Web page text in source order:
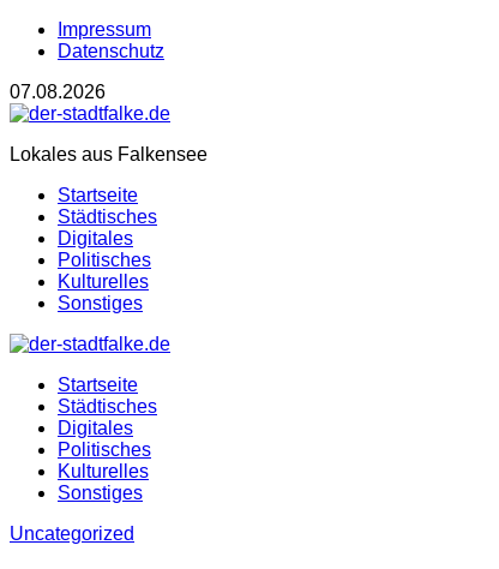
Impressum
Datenschutz
07.08.2026
Lokales aus Falkensee
Startseite
Städtisches
Digitales
Politisches
Kulturelles
Sonstiges
Startseite
Städtisches
Digitales
Politisches
Kulturelles
Sonstiges
Uncategorized